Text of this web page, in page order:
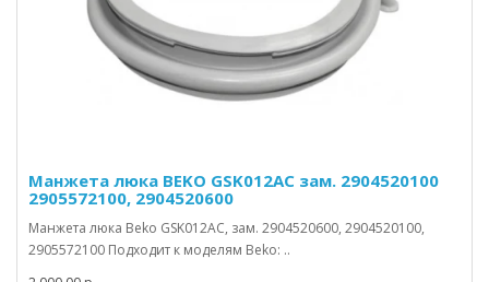
Манжета люка BEKO GSK012AC зам. 2904520100
2905572100, 2904520600
Манжета люка Beko GSK012AC, зам. 2904520600, 2904520100,
2905572100 Подходит к моделям Beko: ..